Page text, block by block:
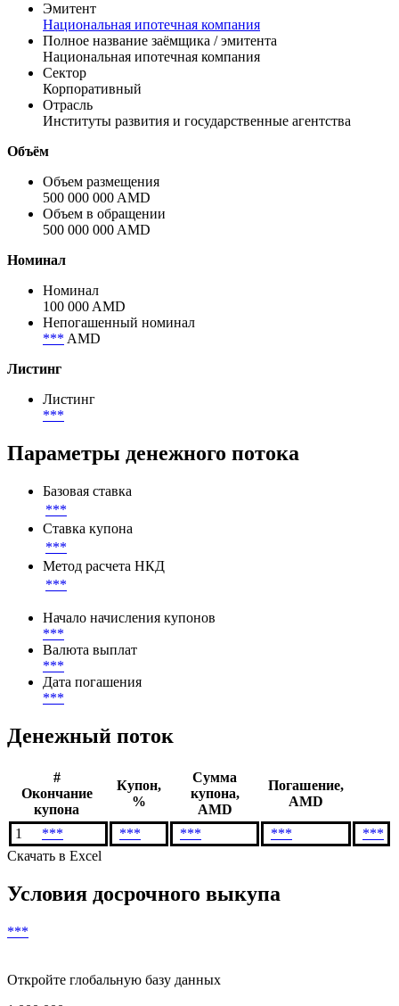
Эмитент
Национальная ипотечная компания
Полное название заёмщика / эмитента
Национальная ипотечная компания
Сектор
Корпоративный
Отрасль
Институты развития и государственные агентства
Объём
Объем размещения
500 000 000 AMD
Объем в обращении
500 000 000 AMD
Номинал
Номинал
100 000 AMD
Непогашенный номинал
*** AMD
Листинг
Листинг
***
Параметры денежного потока
Базовая ставка
***
Ставка купона
***
Метод расчета НКД
***
Начало начисления купонов
***
Валюта выплат
***
Дата погашения
***
Денежный поток
#
Окончание
купона
Купон,
%
Сумма
купона,
AMD
Погашение,
AMD
1 *** *** *** ***
***
Скачать в Excel
Условия досрочного выкупа
***
Откройте глобальную базу данных